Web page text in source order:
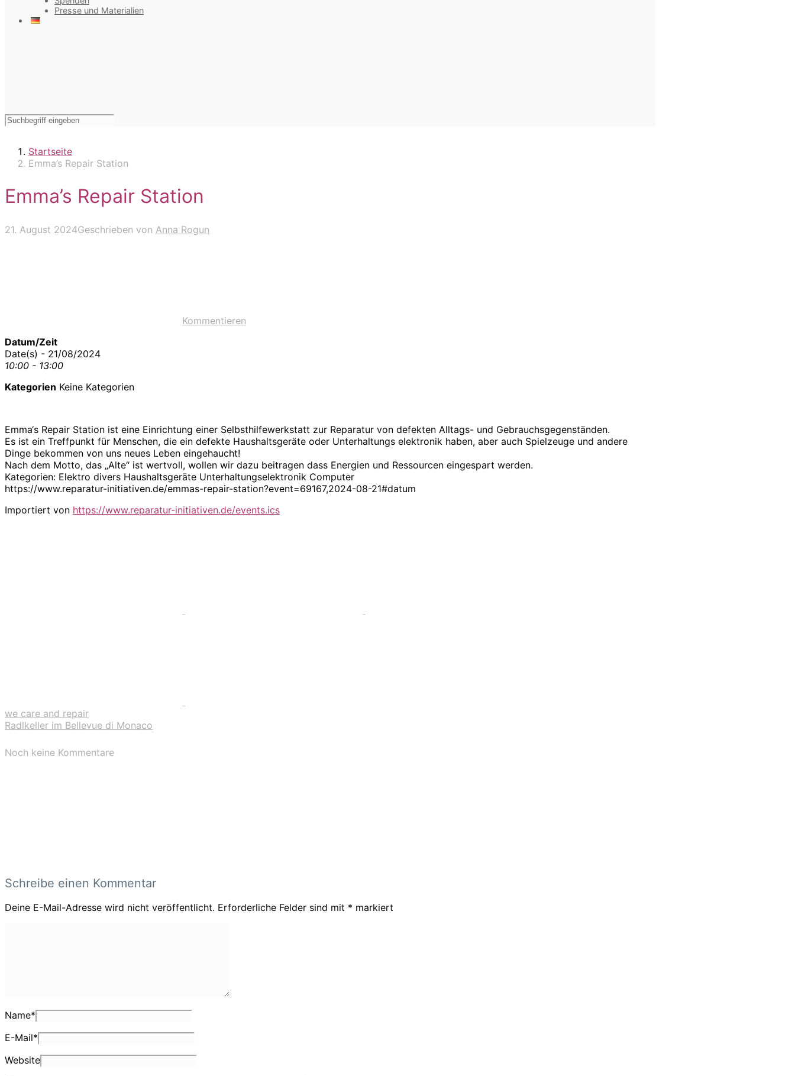
Presse und Materialien
Startseite
Emma’s Repair Station
Emma’s Repair Station
21. August 2024Geschrieben von Anna Rogun
Kommentieren
Datum/Zeit
Date(s) - 21/08/2024
10:00 - 13:00
Kategorien Keine Kategorien
Emma‘s Repair Station ist eine Einrichtung einer Selbsthilfewerkstatt zur Reparatur von defekten Alltags- und Gebrauchsgegenständen.
Es ist ein Treffpunkt für Menschen, die ein defekte Haushaltsgeräte oder Unterhaltungs elektronik haben, aber auch Spielzeuge und andere
Dinge bekommen von uns neues Leben eingehaucht!
Nach dem Motto, das „Alte“ ist wertvoll, wollen wir dazu beitragen dass Energien und Ressourcen eingespart werden.
Kategorien: Elektro divers Haushaltsgeräte Unterhaltungselektronik Computer
https://www.reparatur-initiativen.de/emmas-repair-station?event=69167,2024-08-21#datum
Importiert von https://www.reparatur-initiativen.de/events.ics
we care and repair
Radlkeller im Bellevue di Monaco
Noch keine Kommentare
Schreibe einen Kommentar
Deine E-Mail-Adresse wird nicht veröffentlicht. Erforderliche Felder sind mit * markiert
Name*
E-Mail*
Website